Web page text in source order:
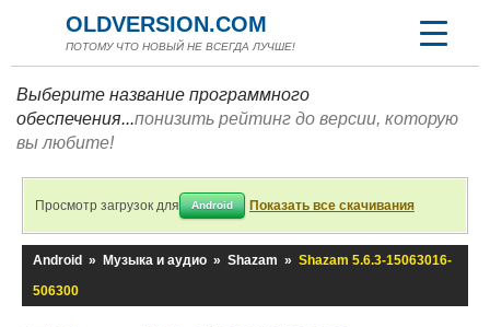
OLDVERSION.COM
ПОТОМУ ЧТО НОВЫЙ НЕ ВСЕГДА ЛУЧШЕ!
Выберите название программного
обеспечения...понизить рейтинг до версии, которую
вы любите!
Просмотр загрузок для Android Показать все скачивания
Android » Музыка и аудио » Shazam » Shazam 5.6.3-15063016-
506300